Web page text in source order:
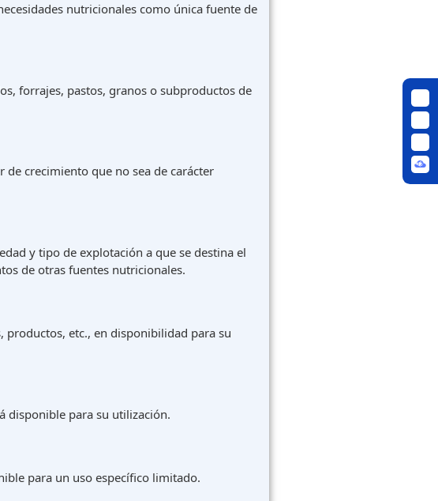
nutricionales como única fuente de
forrajes, pastos, granos o subproductos de
crecimiento que no sea de carácter
y tipo de explotación a que se destina el
de otras fuentes nutricionales.
productos, etc., en disponibilidad para su
disponible para su utilización.
para un uso específico limitado.